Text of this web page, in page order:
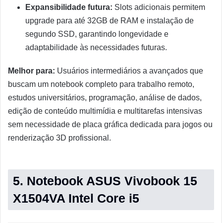
Expansibilidade futura: Slots adicionais permitem
upgrade para até 32GB de RAM e instalação de
segundo SSD, garantindo longevidade e
adaptabilidade às necessidades futuras.
Melhor para: Usuários intermediários a avançados que
buscam um notebook completo para trabalho remoto,
estudos universitários, programação, análise de dados,
edição de conteúdo multimídia e multitarefas intensivas
sem necessidade de placa gráfica dedicada para jogos ou
renderização 3D profissional.
5. Notebook ASUS Vivobook 15
X1504VA Intel Core i5